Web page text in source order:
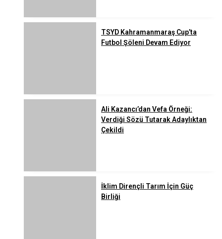
TSYD Kahramanmaraş Cup’ta
Futbol Şöleni Devam Ediyor
Ali Kazancı’dan Vefa Örneği:
Verdiği Sözü Tutarak Adaylıktan
Çekildi
İklim Dirençli Tarım İçin Güç
Birliği